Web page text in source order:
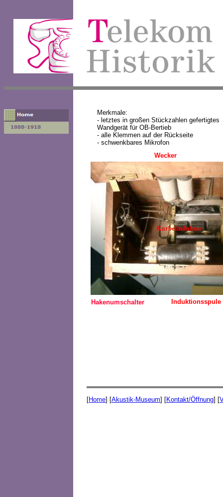
Merkmale:
- letztes in großen Stückzahlen
Wandgerät für OB-Bertieb
- alle Klemmen auf der Rückseite
- schwenkbares Mikrofon
Wecker
Hakenumschalter Induktionsspule
[Home] [Akustik-Museum] [Kontakt/Öffnung] [